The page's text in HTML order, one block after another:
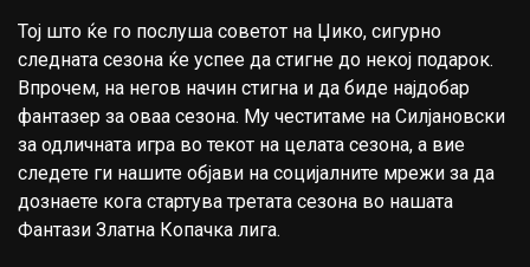
Тој што ќе го послуша советот на Џико, сигурно
следната сезона ќе успее да стигне до некој подарок.
Впрочем, на негов начин стигна и да биде најдобар
фантазер за оваа сезона. Му честитаме на Силјановски
за одличната игра во текот на целата сезона, а вие
следете ги нашите објави на социјалните мрежи за да
дознаете кога стартува третата сезона во нашата
Фантази Златна Копачка лига.